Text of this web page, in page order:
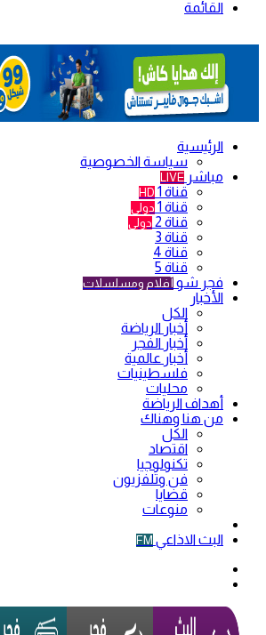
القائمة
الرئيسية
سياسة الخصوصية
مباشر LIVE
قناة 1 HD
قناة 1 دولي
قناة 2 دولي
قناة 3
قناة 4
قناة 5
فجر شو أفلام ومسلسلات
الأخبار
الكل
أخبار الرياضة
أخبار الفجر
أخبار عالمية
فلسطينيات
محليات
أهداف الرياضة
من هنا وهناك
الكل
اقتصاد
تكنولوجيا
فن وتلفزيون
قضايا
منوعات
البث الاذاعي FM